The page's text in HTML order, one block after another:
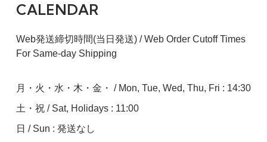
CALENDAR
Web発送締切時間(当日発送) / Web Order Cutoff Times
For Same-day Shipping
月・火・水・木・金・ / Mon, Tue, Wed, Thu, Fri : 14:30
土・祝 / Sat, Holidays : 11:00
日 / Sun : 発送なし